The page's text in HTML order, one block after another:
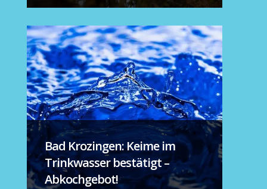
Bad Krozingen: Keime im
Trinkwasser bestätigt –
Abkochgebot!